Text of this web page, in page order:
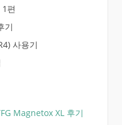
편
기
사용기
Magnetox XL 후기